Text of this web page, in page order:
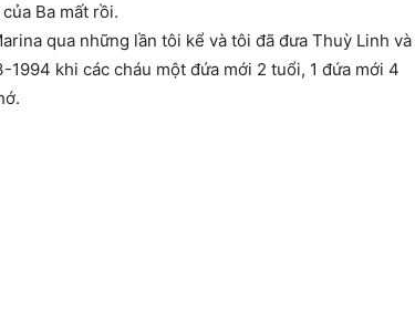
Ba mất rồi.
qua những lần tôi kể và tôi đã đưa Thuỳ Linh và
1994 khi các cháu một đứa mới 2 tuổi, 1 đứa mới 4